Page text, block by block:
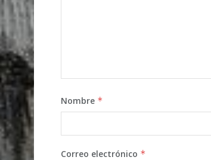
Nombre *
Correo electrónico *